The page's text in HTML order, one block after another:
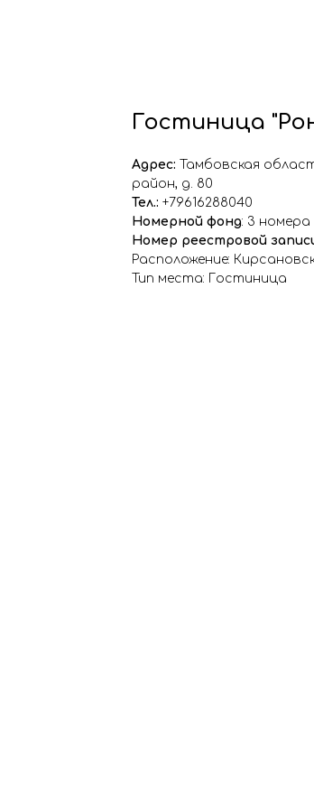
Гостиница
Адрес: Тамбовская
район, д. 80
Тел.: +79616288040
Номерной фонд: 3 номера
Номер реестровой
Расположение:
Тип места: Гостиница